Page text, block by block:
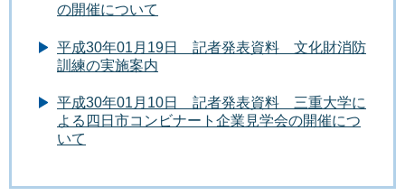
の開催について
平成30年01月19日 記者発表資料 文化財消防
訓練の実施案内
平成30年01月10日 記者発表資料 三重大学に
よる四日市コンビナート企業見学会の開催につ
いて